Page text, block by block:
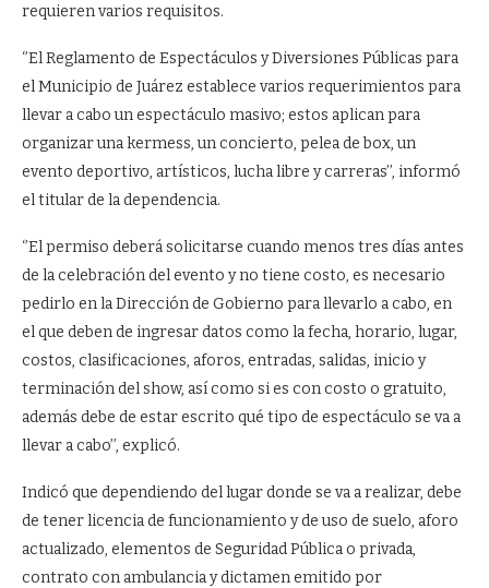
requieren varios requisitos.
‘’El Reglamento de Espectáculos y Diversiones Públicas para
el Municipio de Juárez establece varios requerimientos para
llevar a cabo un espectáculo masivo; estos aplican para
organizar una kermess, un concierto, pelea de box, un
evento deportivo, artísticos, lucha libre y carreras’’, informó
el titular de la dependencia.
‘’El permiso deberá solicitarse cuando menos tres días antes
de la celebración del evento y no tiene costo, es necesario
pedirlo en la Dirección de Gobierno para llevarlo a cabo, en
el que deben de ingresar datos como la fecha, horario, lugar,
costos, clasificaciones, aforos, entradas, salidas, inicio y
terminación del show, así como si es con costo o gratuito,
además debe de estar escrito qué tipo de espectáculo se va a
llevar a cabo’’, explicó.
Indicó que dependiendo del lugar donde se va a realizar, debe
de tener licencia de funcionamiento y de uso de suelo, aforo
actualizado, elementos de Seguridad Pública o privada,
contrato con ambulancia y dictamen emitido por